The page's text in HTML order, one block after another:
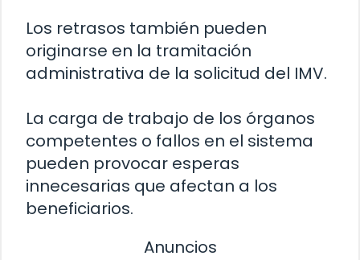
Los retrasos también pueden
originarse en la tramitación
administrativa de la solicitud del IMV.
La carga de trabajo de los órganos
competentes o fallos en el sistema
pueden provocar esperas
innecesarias que afectan a los
beneficiarios.
Anuncios